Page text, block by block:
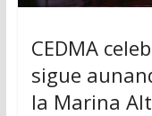
CEDMA
sigue
la Marina